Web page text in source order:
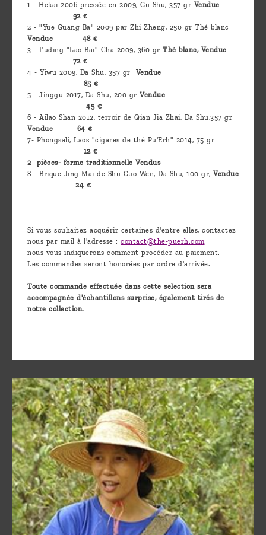
1 - Hekai 2006 pressée en 2009, Gu Shu, 357 gr Vendue
92 €
2 - "Yue Guang Ba" 2009 par Zhi Zheng, 250 gr Thé blanc
Vendue
48 €
3 - Fuding "Lao Bai" Cha 2009, 360 gr Thé blanc, Vendue
72 €
4 - Yiwu 2009, Da Shu, 357 gr
Vendue
85 €
5 - Jinggu 2017, Da Shu, 200 gr Vendue
45 €
6 - Ailao Shan 2012, terroir de Qian Jia Zhai, Da Shu,357 gr
Vendue
64 €
7- Phongsali, Laos "cigares de thé Pu'Erh" 2014, 75 gr
12 €
2 pièces- forme traditionnelle Vendus
8 - Brique Jing Mai de Shu Guo Wen, Da Shu, 100 gr, Vendue
24 €
Si vous souhaitez acquérir certaines d'entre elles, contactez
nous par mail à l'adresse : contact@the-puerh.com
nous vous indiquerons comment procéder au paiement.
Les commandes seront honorées par ordre d'arrivée.
Toute commande effectuée dans cette selection sera
accompagnée d'échantillons surprise, également tirés de
notre collection.